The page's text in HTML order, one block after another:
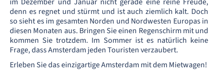
denn es regnet und stürmt und ist auch ziemlich kalt. Doch
so sieht es im gesamten Norden und Nordwesten Europas in
diesen Monaten aus. Bringen Sie einen Regenschirm mit und
kommen Sie trotzdem. Im Sommer ist es natürlich keine
Frage, dass Amsterdam jeden Touristen verzaubert.
Erleben Sie das einzigartige Amsterdam mit dem Mietwagen!